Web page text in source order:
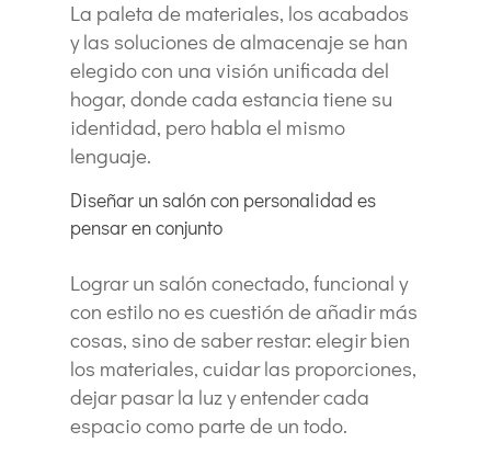
La paleta de materiales, los acabados
y las soluciones de almacenaje se han
elegido con una visión unificada del
hogar, donde cada estancia tiene su
identidad, pero habla el mismo
lenguaje.
Diseñar un salón con personalidad es
pensar en conjunto
Lograr un salón conectado, funcional y
con estilo no es cuestión de añadir más
cosas, sino de saber restar: elegir bien
los materiales, cuidar las proporciones,
dejar pasar la luz y entender cada
espacio como parte de un todo.